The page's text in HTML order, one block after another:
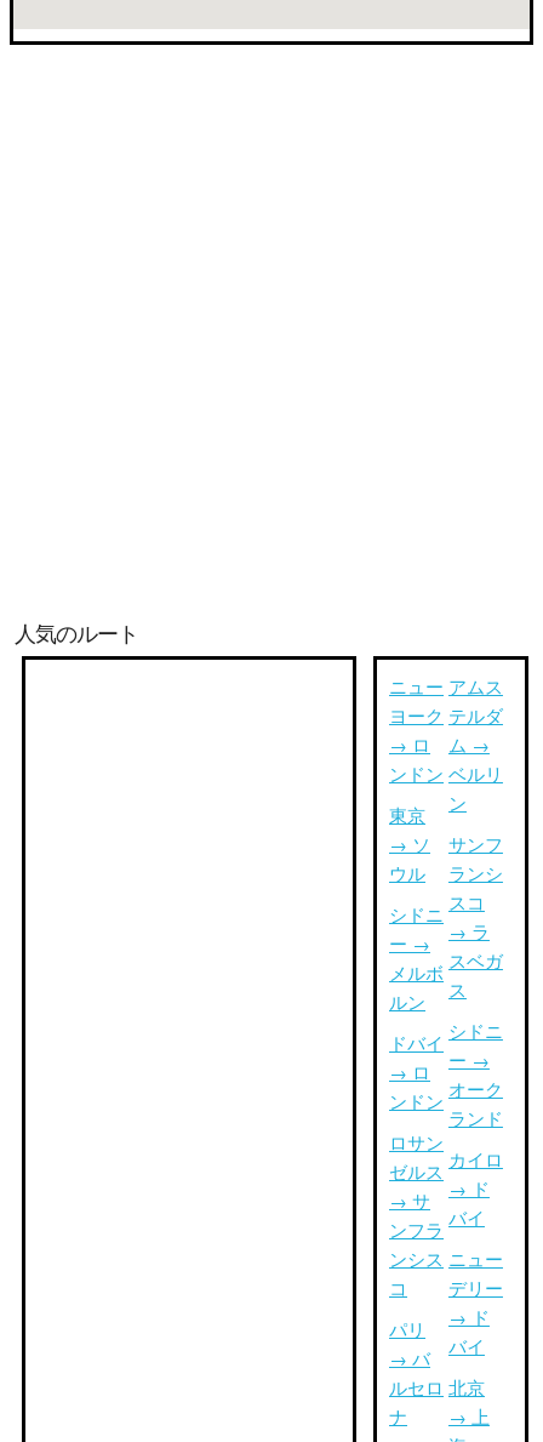
人気のルート
ニュー
ヨーク
→ ロ
ンドン
東京
→ ソ
ウル
シドニ
ー →
メルボ
ルン
ドバイ
→ ロ
ンドン
ロサン
ゼルス
→ サ
ンフラ
ンシス
コ
パリ
→ バ
ルセロ
ナ
アムス
テルダ
ム →
ベルリ
ン
サンフ
ランシ
スコ
→ ラ
スベガ
ス
シドニ
ー →
オーク
ランド
カイロ
→ ド
バイ
ニュー
デリー
→ ド
バイ
北京
→ 上